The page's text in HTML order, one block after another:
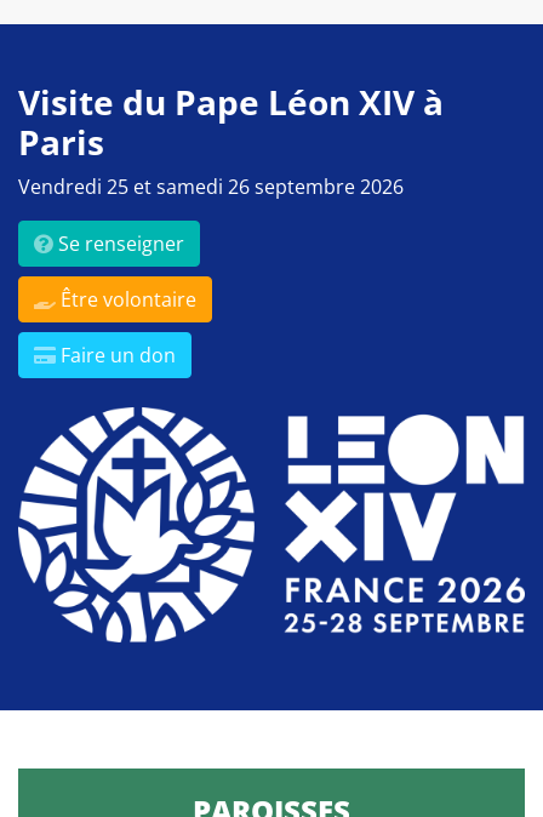
Visite du Pape Léon XIV à
Paris
Vendredi 25 et samedi 26 septembre 2026
Se renseigner
Être volontaire
Faire un don